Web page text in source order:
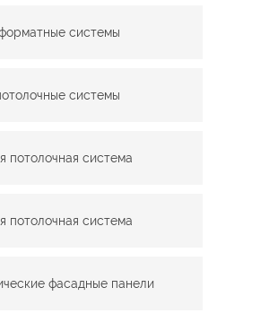
системы
системы
потолочная система
потолочная система
фасадные панели